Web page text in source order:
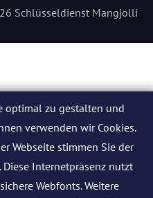
Schlüsseldienst Mangjolli
optimal zu gestalten und
verwenden wir Cookies.
Webseite stimmen Sie der
Internetpräsenz nutzt
Webfonts. Weitere